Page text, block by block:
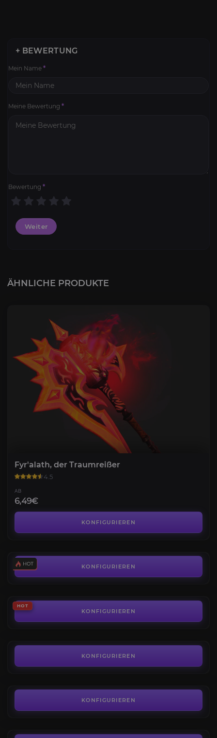
+ BEWERTUNG
Mein Name *
Meine Bewertung *
Bewertung *
Weiter
ÄHNLICHE PRODUKTE
Fyr'alath, der Traumreißer
4.5
AB
6,49€
KONFIGURIEREN
KONFIGURIEREN
HOT
Mythisch+ Ausrüstung
KONFIGURIEREN
KONFIGURIEREN
KONFIGURIEREN
Volle Raid-Ausrüstung
Nasz'uro, das entfesselte Vermächtnis